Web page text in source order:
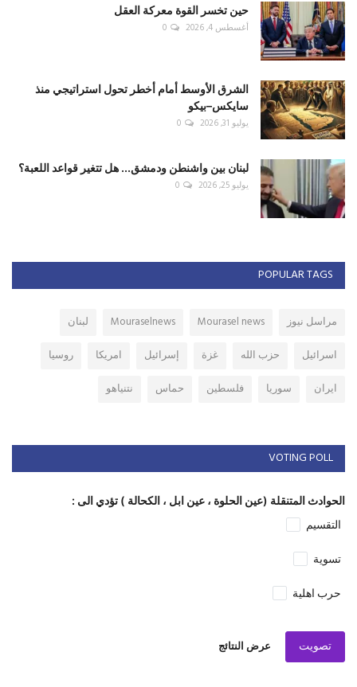
حين تخسر القوة معركة العقل
أغسطس 4, 2026 0
الشرق الأوسط أمام أخطر تحول استراتيجي منذ
سايكس–بيكو
يوليو 31, 2026 0
لبنان بين واشنطن ودمشق... هل تتغير قواعد اللعبة؟
يوليو 25, 2026 0
POPULAR TAGS
مراسل نيوز Mourasel news
Mouraselnews
لبنان
اسرائيل
حزب الله غزة إسرائيل امريكا
روسيا
ايران
سوريا فلسطين حماس نتنياهو
VOTING POLL
الحوادث المتنقلة (عين الحلوة ، عين ابل ، الكحالة ) تؤدي الى :
التقسيم
تسوية
حرب اهلية
تصويت عرض النتائج